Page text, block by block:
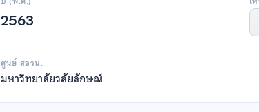
2563
ศูนย์ สอวน.
มหาวิทยาลัยวลัยลักษณ์